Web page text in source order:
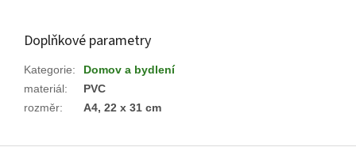
Doplňkové parametry
Kategorie:
Domov a bydlení
materiál:
PVC
rozměr: A4, 22 x 31 cm
Z